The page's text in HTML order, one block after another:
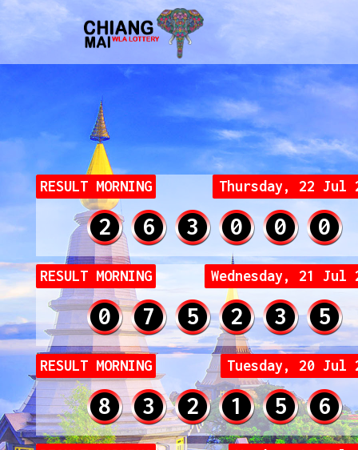
RESULT MORNING Thursday, 22 Jul
2 6 3 0 0 0
RESULT MORNING Wednesday, 21 Jul
0 7 5 2 3 5
RESULT MORNING Tuesday, 20 Jul
8 3 2 1 5 6